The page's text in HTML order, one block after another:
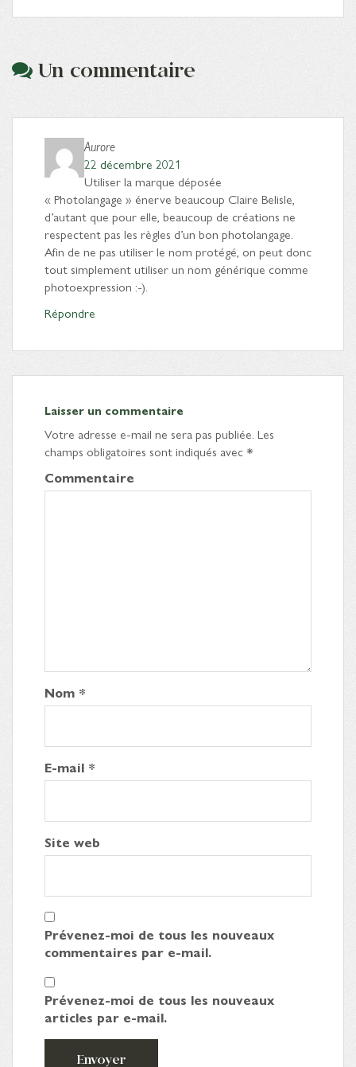
Un commentaire
Aurore
22 décembre 2021
Utiliser la marque déposée
« Photolangage » énerve beaucoup Claire Belisle,
d’autant que pour elle, beaucoup de créations ne
respectent pas les règles d’un bon photolangage.
Afin de ne pas utiliser le nom protégé, on peut donc
tout simplement utiliser un nom générique comme
photoexpression :-).
Répondre
Laisser un commentaire
Votre adresse e-mail ne sera pas publiée. Les
champs obligatoires sont indiqués avec*
Commentaire
Nom *
E-mail *
Site web
Prévenez-moi de tous les nouveaux
commentaires par e-mail.
Prévenez-moi de tous les nouveaux
articles par e-mail.
Envoyer